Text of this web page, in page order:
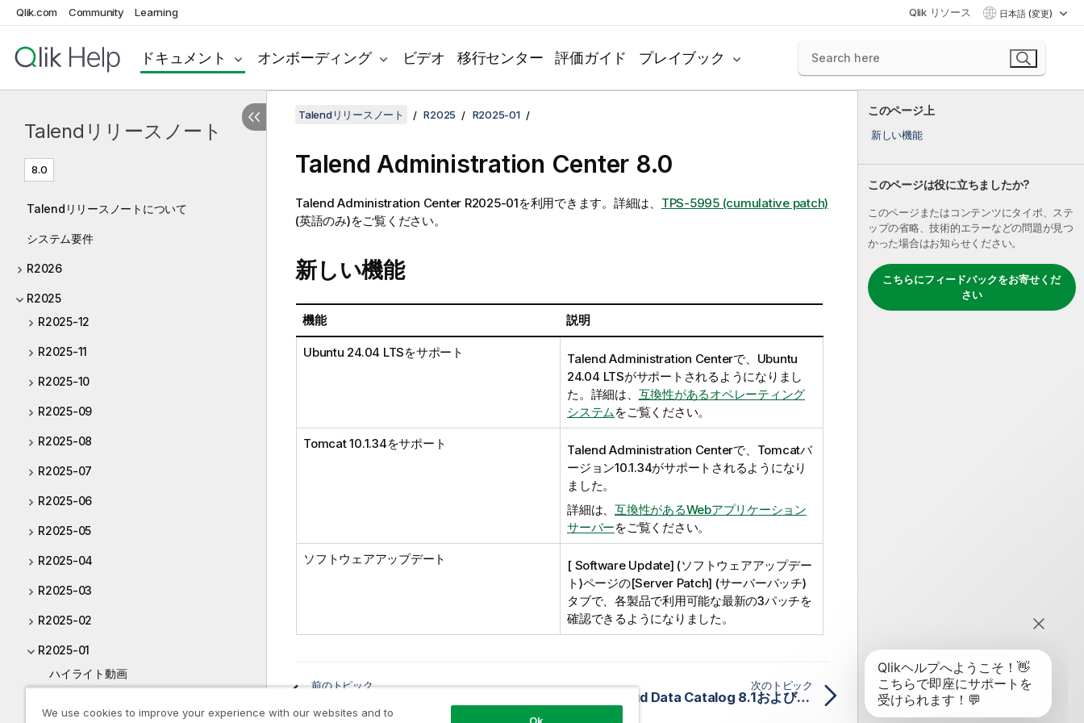
Qlik.com Community Learning Qlik リソース 日本語 (変更)
ドキュメント オンボーディング ビデオ 移行センター 評価ガイド プレイブック
Talendリリースノート
8.0
Talendリリースノートについて
システム要件
R2026
R2025
R2025-12
R2025-11
R2025-10
R2025-09
R2025-08
R2025-07
R2025-06
R2025-05
R2025-04
R2025-03
R2025-02
R2025-01
ハイライト動画
このページ上
新しい機能
このページは役に立ちましたか?
このページまたはコンテンツにタイポ、ステ
ップの省略、技術的エラーなどの問題が見つ
かった場合はお知らせください。
こちらにフィードバックをお寄せくだ
さい
Talendリリースノート R2025 R2025-01
Talend Administration Center 8.0
Talend Administration Center R2025-01を利用できます。詳細は、 TPS-5995 (cumulative patch)
(英語のみ)をご覧ください。
新しい機能
機能 説明
Ubuntu 24.04 LTSをサポート Talend Administration Centerで、Ubuntu
24.04 LTSがサポートされるようになりまし
た。詳細は、 互換性があるオペレーティング
システム をご覧ください。
Tomcat 10.1.34をサポート Talend Administration Centerで、Tomcatバ
ージョン10.1.34がサポートされるようになり
ました。
詳細は、 互換性があるWebアプリケーション
サーバーをご覧ください。
ソフトウェアアップデート
[ Software Update] (ソフトウェアアップデー
ト)ページの[Server Patch] (サーバーパッチ)
タブで、各製品で利用可能な最新の3パッチを
確認できるようになりました。
前のトピック 次のトピック
Talend Cloud Data Catalog 8.1およびTalend Data Catalog 8.1
We use cookies to improve your experience with our websites and to